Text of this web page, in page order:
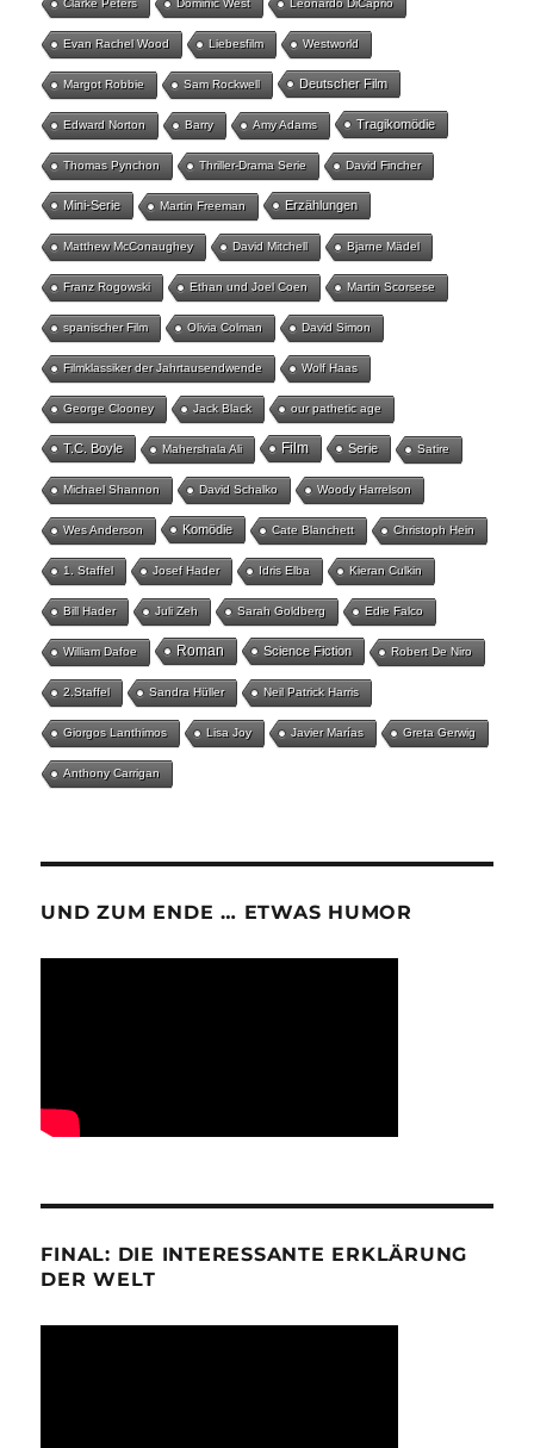
Clarke Peters Dominic West Leonardo DiCaprio
Evan Rachel Wood Liebesfilm Westworld
Margot Robbie Sam Rockwell Deutscher Film
Edward Norton Barry Amy Adams Tragikomödie
Thomas Pynchon Thriller-Drama Serie David Fincher
Mini-Serie Martin Freeman Erzählungen
Matthew McConaughey David Mitchell Bjarne Mädel
Franz Rogowski Ethan und Joel Coen Martin Scorsese
spanischer Film Olivia Colman David Simon
Filmklassiker der Jahrtausendwende Wolf Haas
George Clooney Jack Black our pathetic age
T.C. Boyle Mahershala Ali Film Serie Satire
Michael Shannon David Schalko Woody Harrelson
Wes Anderson Komödie Cate Blanchett Christoph Hein
1. Staffel Josef Hader Idris Elba Kieran Culkin
Bill Hader Juli Zeh Sarah Goldberg Edie Falco
William Dafoe Roman Science Fiction Robert De Niro
2.Staffel Sandra Hüller Neil Patrick Harris
Giorgos Lanthimos Lisa Joy Javier Marías Greta Gerwig
Anthony Carrigan
UND ZUM ENDE … ETWAS HUMOR
FINAL: DIE INTERESSANTE ERKLÄRUNG
DER WELT